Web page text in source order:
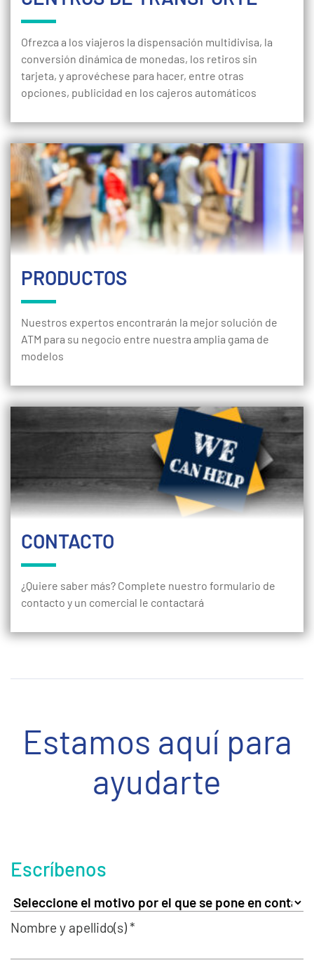
Ofrezca a los viajeros la dispensación multidivisa, la
conversión dinámica de monedas, los retiros sin
tarjeta, y aprovéchese para hacer, entre otras
opciones, publicidad en los cajeros automáticos
PRODUCTOS
Nuestros expertos encontrarán la mejor solución de
ATM para su negocio entre nuestra amplia gama de
modelos
CONTACTO
¿Quiere saber más? Complete nuestro formulario de
contacto y un comercial le contactará
Estamos aquí para
ayudarte
Escríbenos
Nombre y apellido(s) *